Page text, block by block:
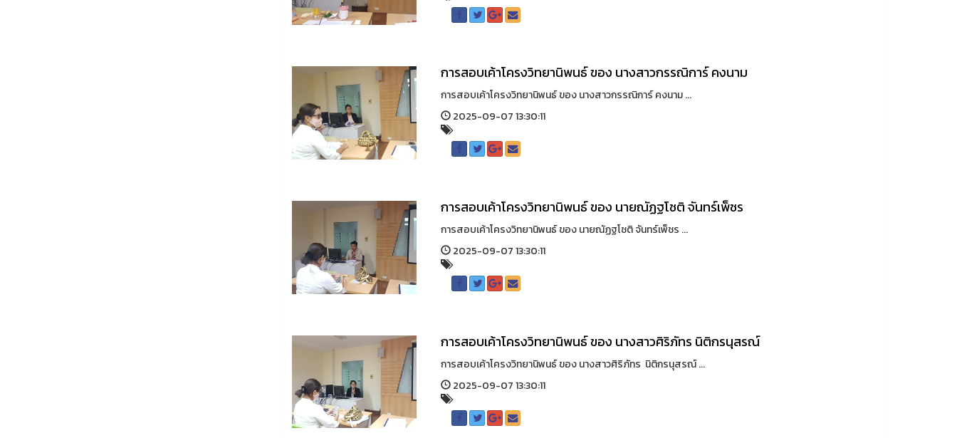
การสอบเค้าโครงวิทยานิพนธ์ ของ นางสาวกรรณิการ์ คงนาม
การสอบเค้าโครงวิทยานิพนธ์ ของ นางสาวกรรณิการ์ คงนาม ...
2025-09-07 13:30:11
การสอบเค้าโครงวิทยานิพนธ์ ของ นายณัฏฐโชติ จันทร์เพ็ชร
การสอบเค้าโครงวิทยานิพนธ์ ของ นายณัฏฐโชติ จันทร์เพ็ชร ...
2025-09-07 13:30:11
การสอบเค้าโครงวิทยานิพนธ์ ของ นางสาวศิริภัทร นิติกรนุสรณ์
การสอบเค้าโครงวิทยานิพนธ์ ของ นางสาวศิริภัทร นิติกรนุสรณ์ ...
2025-09-07 13:30:11